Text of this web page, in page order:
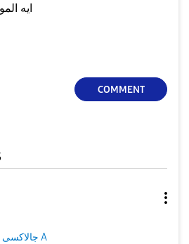
ايه
COMMENT
جالاكسى A